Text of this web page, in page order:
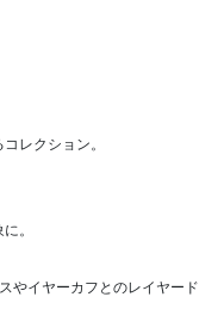
レクション。
。
やイヤーカフとのレイヤード